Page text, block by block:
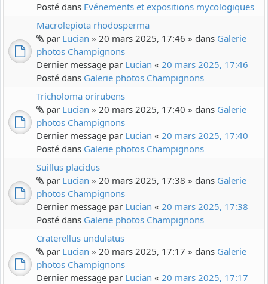
Posté dans Evénements et expositions mycologiques
Macrolepiota rhodosperma
par Lucian » 20 mars 2025, 17:46 » dans Galerie
photos Champignons
Dernier message par Lucian « 20 mars 2025, 17:46
Posté dans Galerie photos Champignons
Tricholoma orirubens
par Lucian » 20 mars 2025, 17:40 » dans Galerie
photos Champignons
Dernier message par Lucian « 20 mars 2025, 17:40
Posté dans Galerie photos Champignons
Suillus placidus
par Lucian » 20 mars 2025, 17:38 » dans Galerie
photos Champignons
Dernier message par Lucian « 20 mars 2025, 17:38
Posté dans Galerie photos Champignons
Craterellus undulatus
par Lucian » 20 mars 2025, 17:17 » dans Galerie
photos Champignons
Dernier message par Lucian « 20 mars 2025, 17:17